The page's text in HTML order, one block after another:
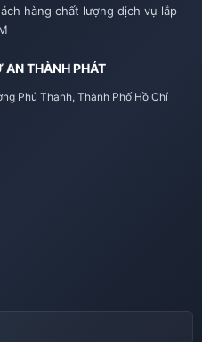
hàng chất lượng dịch vụ lắp
THÀNH PHÁT
Phú Thạnh, Thành Phố Hồ Chí